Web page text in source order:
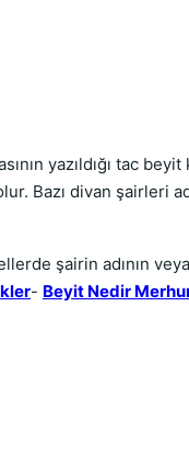
yazıldığı tac
divan şairleri
şairin adının
- Beyit Nedir